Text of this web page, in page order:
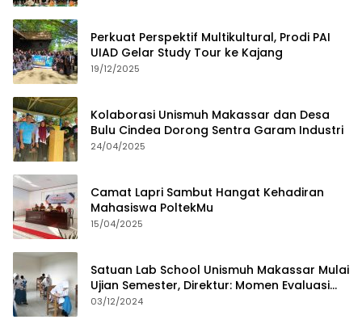
Perkuat Perspektif Multikultural, Prodi PAI
UIAD Gelar Study Tour ke Kajang
19/12/2025
Kolaborasi Unismuh Makassar dan Desa
Bulu Cindea Dorong Sentra Garam Industri
24/04/2025
Camat Lapri Sambut Hangat Kehadiran
Mahasiswa PoltekMu
15/04/2025
Satuan Lab School Unismuh Makassar Mulai
Ujian Semester, Direktur: Momen Evaluasi
Proses Pembelajaran
03/12/2024